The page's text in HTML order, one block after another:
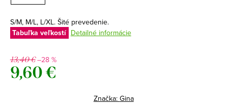
S/M, M/L, L/XL. Šité prevedenie.
Tabuľka veľkostí Detailné informácie
13,40 €–28 %
9,60 €
Značka: Gina